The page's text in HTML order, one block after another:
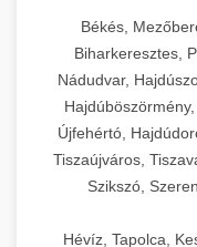
Békés,
Biharkeresztes,
Nádudvar,
Újfehértó,
Tiszaújváros,
Szikszó,
Hévíz, Tapolca,